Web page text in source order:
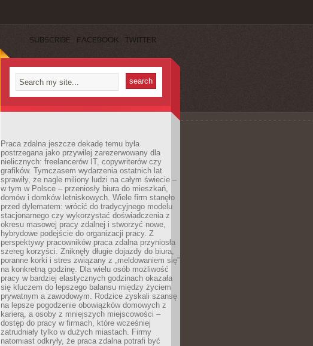
SUBSCRIBE FACEBOOK TWITTER
Praca zdalna jeszcze dekadę temu była
postrzegana jako przywilej zarezerwowany dla
nielicznych: freelancerów IT, copywriterów czy
grafików. Tymczasem wydarzenia ostatnich lat
sprawiły, że nagle miliony ludzi na całym świecie –
w tym w Polsce – przeniosły biura do mieszkań,
domów i domków letniskowych. Wiele firm stanęło
przed dylematem: wrócić do tradycyjnego modelu
stacjonarnego czy wykorzystać doświadczenia z
okresu masowej pracy zdalnej i stworzyć nowe,
hybrydowe podejście do organizacji pracy. Z
perspektywy pracowników praca zdalna przyniosła
szereg korzyści. Zniknęły długie dojazdy do biura,
poranne korki i stres związany z „meldowaniem się”
na konkretną godzinę. Dla wielu osób możliwość
pracy w bardziej elastycznych godzinach okazała
się kluczem do lepszego balansu między życiem
prywatnym a zawodowym. Rodzice zyskali szansę
na lepsze pogodzenie obowiązków domowych z
karierą, a osoby z mniejszych miejscowości –
dostęp do pracy w firmach, które wcześniej
zatrudniały tylko w dużych miastach. Firmy
natomiast odkryły, że praca zdalna potrafi być